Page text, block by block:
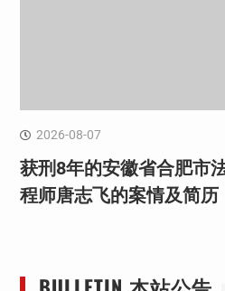
2026-08-07
获刑8年的安徽省合肥市
程师唐志飞的案情及简历